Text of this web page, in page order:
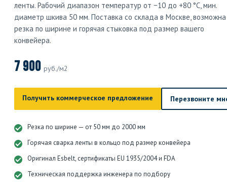
ленты. Рабочий диапазон температур от −10 до +80 °C, мин.
диаметр шкива 50 мм. Поставка со склада в Москве, возможна
резка по ширине и горячая стыковка под размер вашего
конвейера.
7 900 руб./м2
Получить коммерческое предложение Перезвоните
Резка по ширине — от 50 мм до 2000 мм
Горячая сварка ленты в кольцо под размер конвейера
Оригинал Esbelt, сертификаты EU 1935/2004 и FDA
Техническая поддержка инженера по подбору